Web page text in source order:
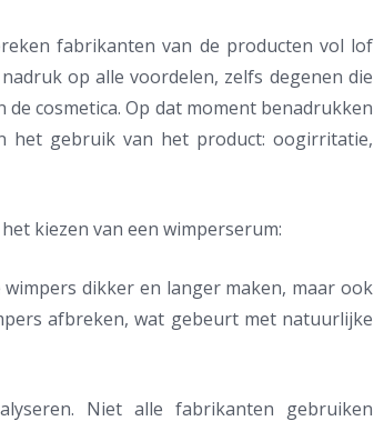
fabrikanten van de producten vol lof
op alle voordelen, zelfs degenen die
cosmetica. Op dat moment benadrukken
het gebruik van het product: oogirritatie,
kiezen van een wimperserum:
dikker en langer maken, maar ook
afbreken, wat gebeurt met natuurlijke
Niet alle fabrikanten gebruiken